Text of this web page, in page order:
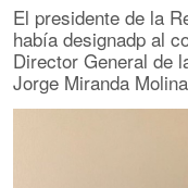
El presidente de la
había designadp al
Director General de
Jorge Miranda